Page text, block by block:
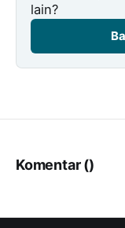
lain?
Komentar ()